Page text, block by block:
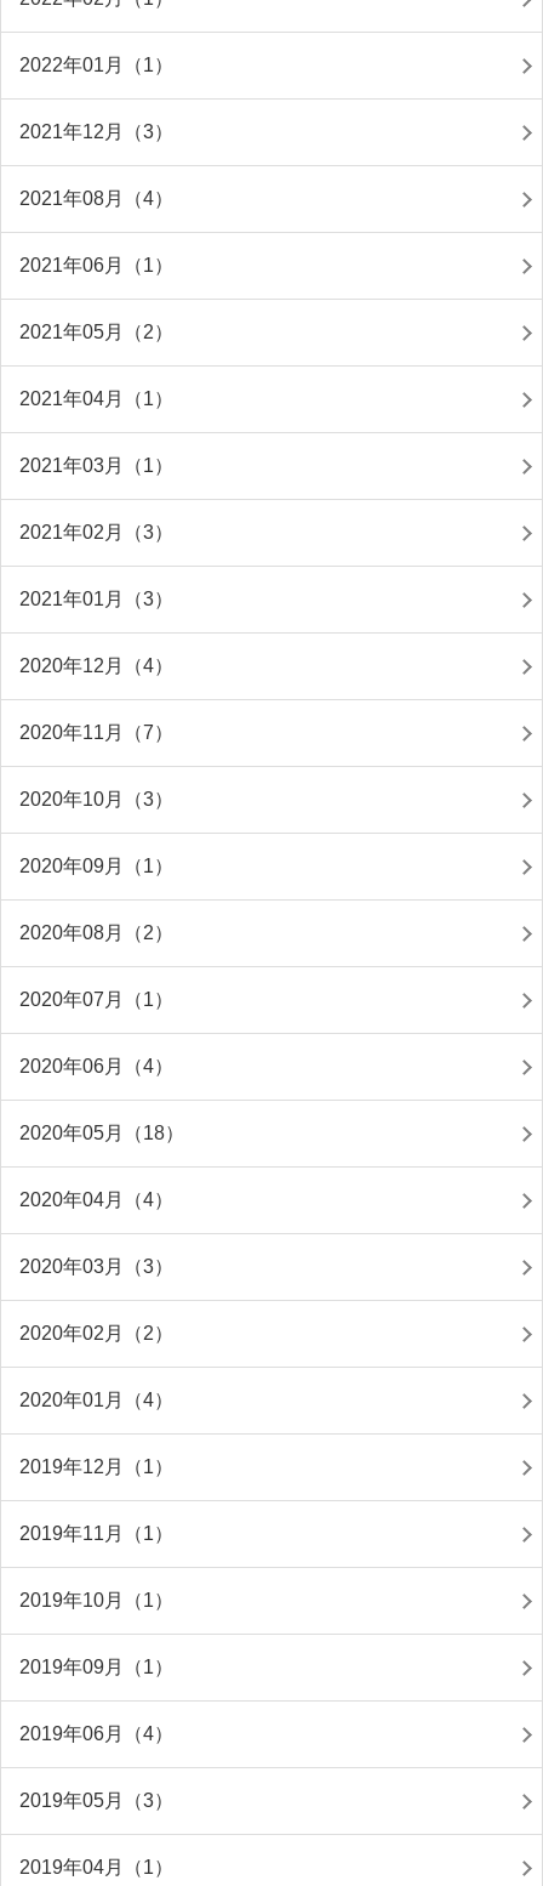
2022年01月（1）
2021年12月（3）
2021年08月（4）
2021年06月（1）
2021年05月（2）
2021年04月（1）
2021年03月（1）
2021年02月（3）
2021年01月（3）
2020年12月（4）
2020年11月（7）
2020年10月（3）
2020年09月（1）
2020年08月（2）
2020年07月（1）
2020年06月（4）
2020年05月（18）
2020年04月（4）
2020年03月（3）
2020年02月（2）
2020年01月（4）
2019年12月（1）
2019年11月（1）
2019年10月（1）
2019年09月（1）
2019年06月（4）
2019年05月（3）
2019年04月（1）